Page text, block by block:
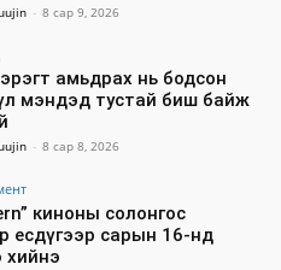
- 8 сар 9, 2026
амьдрах нь бодсон
мэндэд тустай биш байж
- 8 сар 8, 2026
киноны солонгос
есдүгээр сарын 16-нд
хийнэ